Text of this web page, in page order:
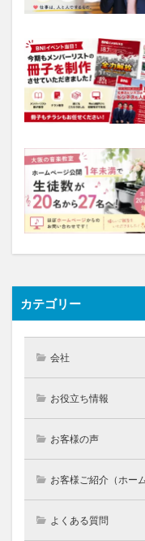
カテゴリー
会社
お役立ち情報
お客様の声
お客様ご紹介（ホー
よくある質問